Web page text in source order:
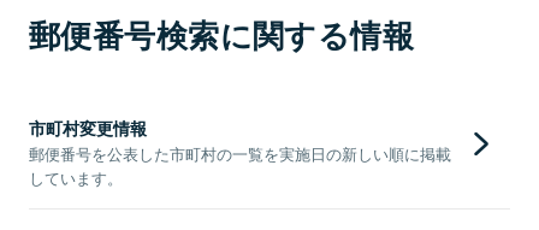
郵便番号検索に関する情報
市町村変更情報
郵便番号を公表した市町村の一覧を実施日の新しい順に掲載
しています。